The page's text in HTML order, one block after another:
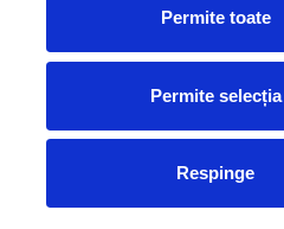
Permite toate
Permite selecția
Respinge
© Copyright 2026 PLG ROMANIA